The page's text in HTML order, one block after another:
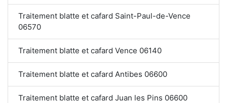
Traitement blatte et cafard Saint-Paul-de-Vence
06570
Traitement blatte et cafard Vence 06140
Traitement blatte et cafard Antibes 06600
Traitement blatte et cafard Juan les Pins 06600